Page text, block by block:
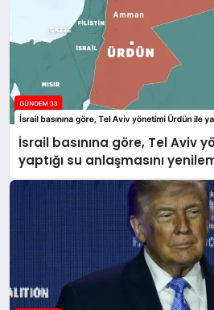
İsrail basınına göre, Tel Aviv
yaptığı su anlaşmasını